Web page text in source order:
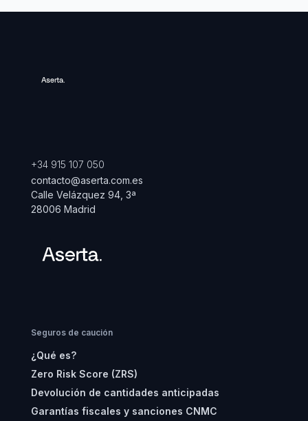
+34 915 107 050
contacto@aserta.com.es
Calle Velázquez 94, 3ª
28006 Madrid
Seguros de caución
¿Qué es?
Zero Risk Score (ZRS)
Devolución de cantidades anticipadas
Garantías fiscales y sanciones CNMC